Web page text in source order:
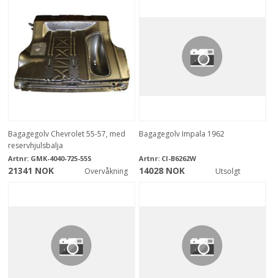
Bagagegolv Chevrolet 55-57, med
reservhjulsbalja
Artnr: GMK-4040-725-55S
21341 NOK Overvåkning
Bagagegolv Impala 1962
Artnr: CI-B6262W
14028 NOK Utsolgt